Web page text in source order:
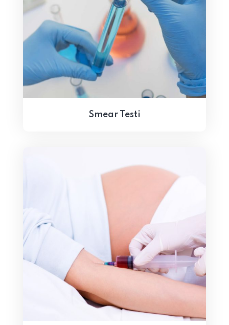
Smear Testi